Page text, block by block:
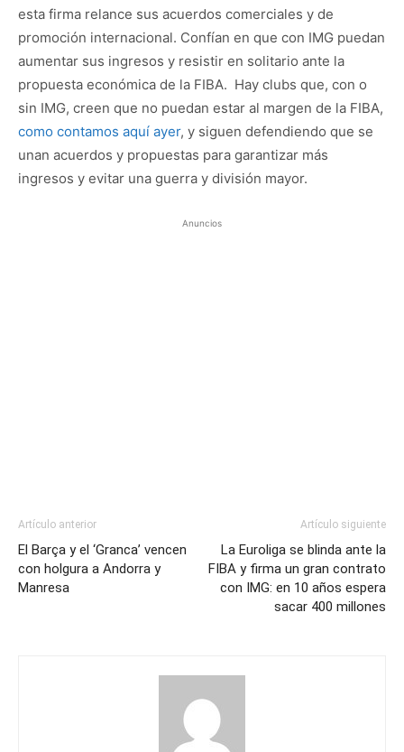
esta firma relance sus acuerdos comerciales y de
promoción internacional. Confían en que con IMG puedan
aumentar sus ingresos y resistir en solitario ante la
propuesta económica de la FIBA. Hay clubs que, con o
sin IMG, creen que no puedan estar al margen de la FIBA,
como contamos aquí ayer, y siguen defendiendo que se
unan acuerdos y propuestas para garantizar más
ingresos y evitar una guerra y división mayor.
Anuncios
Artículo anterior
El Barça y el ‘Granca’ vencen
con holgura a Andorra y
Manresa
Artículo siguiente
La Euroliga se blinda ante la
FIBA y firma un gran contrato
con IMG: en 10 años espera
sacar 400 millones